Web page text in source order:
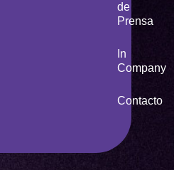
de
Prensa
In
Company
Contacto